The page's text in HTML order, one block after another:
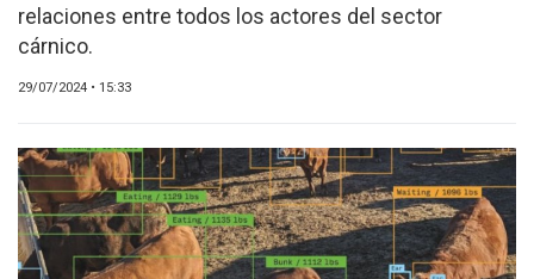
MARKETPLACE
REVISTAS
REVISTAS
DE CARNE VACUNA
EVENTOS Y
CAPACITACIONES
DIRECTORIO
relaciones entre todos los actores del sector
cárnico.
29/07/2024 • 15:33